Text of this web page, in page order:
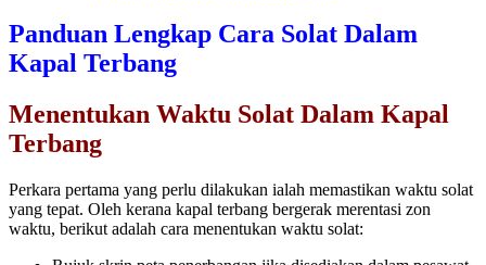
Panduan Lengkap Cara Solat Dalam
Kapal Terbang
Menentukan Waktu Solat Dalam Kapal
Terbang
Perkara pertama yang perlu dilakukan ialah memastikan waktu solat
yang tepat. Oleh kerana kapal terbang bergerak merentasi zon
waktu, berikut adalah cara menentukan waktu solat: